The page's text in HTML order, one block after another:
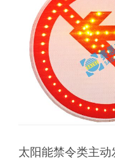
太阳能禁令类主